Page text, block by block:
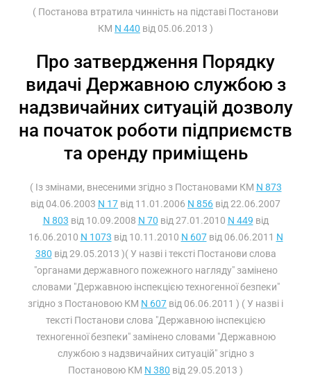
( Постанова втратила чинність на підставі Постанови
КМ N 440 від 05.06.2013 )
Про затвердження Порядку
видачі Державною службою з
надзвичайних ситуацій дозволу
на початок роботи підприємств
та оренду приміщень
( Із змінами, внесеними згідно з Постановами КМ N 873
від 04.06.2003 N 17 від 11.01.2006 N 856 від 22.06.2007
N 803 від 10.09.2008 N 70 від 27.01.2010 N 449 від
16.06.2010 N 1073 від 10.11.2010 N 607від 06.06.2011 N
380 від 29.05.2013 )( У назві і тексті Постанови слова
"органами державного пожежного нагляду" замінено
словами "Державною інспекцією техногенної безпеки"
згідно з Постановою КМ N 607 від 06.06.2011 ) ( У назві і
тексті Постанови слова "Державною інспекцією
техногенної безпеки" замінено словами "Державною
службою з надзвичайних ситуацій" згідно з
Постановою КМ N 380 від 29.05.2013 )